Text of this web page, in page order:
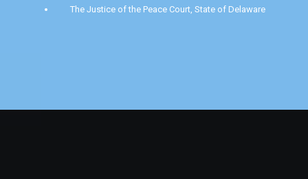
The Justice of the Peace Court, State of Delaware